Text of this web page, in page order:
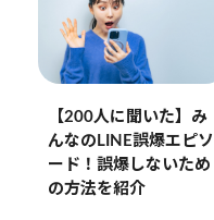
【200人に聞いた】み
んなのLINE誤爆エピソ
ード！誤爆しないため
の方法を紹介